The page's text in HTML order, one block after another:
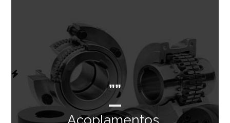
””
Acoplamentos